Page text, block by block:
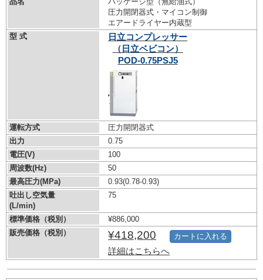
圧力開閉器式・マイコン制御
エアードライヤー内蔵型
型 式
日立コンプレッサー
（日立ベビコン）
POD-0.75PSJ5
運転方式
圧力開閉器式
出力
0.75
電圧(V)
100
周波数(Hz)
50
最高圧力(MPa)
0.93(0.78-0.93)
吐出し空気量
(L/min)
75
標準価格（税別）
¥886,000
販売価格（税別）
¥418,200
詳細はこちらへ
カートに入れる